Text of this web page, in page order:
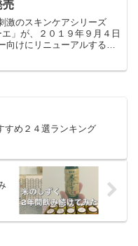
売
激のスキンケアシリーズ
エ」が、２０１９年９月４日
向けにリニューアルすると
すめ２４選ランキング